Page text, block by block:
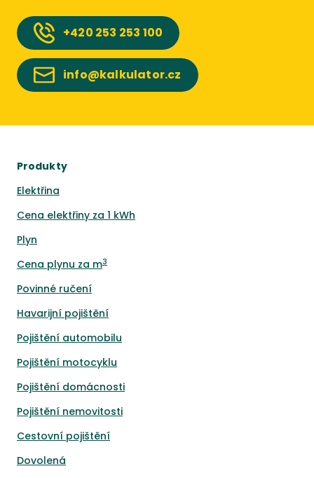
+420 253 253 100
info@kalkulator.cz
Produkty
Elektřina
Cena elektřiny za 1 kWh
Plyn
Cena plynu za m3
Povinné ručení
Havarijní pojištění
Pojištění automobilu
Pojištění motocyklu
Pojištění domácnosti
Pojištění nemovitosti
Cestovní pojištění
Dovolená